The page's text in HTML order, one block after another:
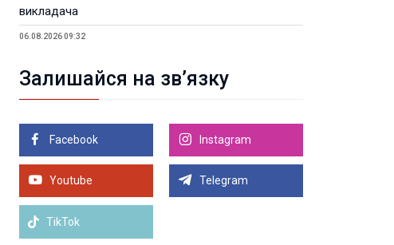
викладача
06.08.2026 09:32
05.08.2026 21:18
Порівняння телеоб'єктивів Sigma Sports та Sony G-
05.08.2026 21:00
У Луцьку на 99,9% готовий новий Державний
ветеранський простір. ВІДЕО
Більше новин
Залишайся на зв’язку
Facebook Instagram
Youtube Telegram
TikTok